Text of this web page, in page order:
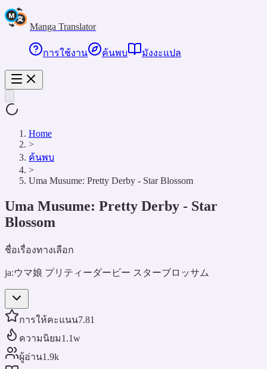
Manga Translator
การใช้งาน ค้นพบ มังงะแปล
Home
>
ค้นพบ
>
Uma Musume: Pretty Derby - Star Blossom
Uma Musume: Pretty Derby - Star
Blossom
ชื่อเรื่องทางเลือก
ja:ウマ娘 プリティーダービー スターブロッサム
การให้คะแนน7.81
ความนิยม1.1w
ผู้อ่าน1.9k